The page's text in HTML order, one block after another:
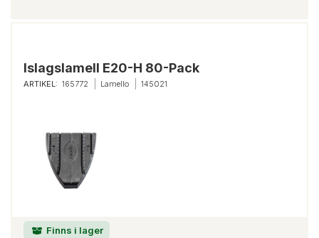
Islagslamell E20-H 80-Pack
ARTIKEL: 165772 Lamello 145021
Finns i lager